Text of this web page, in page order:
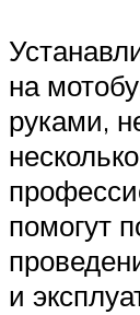
на
руками,
помогут
и